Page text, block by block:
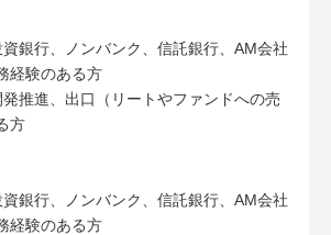
銀行、ノンバンク、信託銀行、AM会社
経験のある方
推進、出口（リートやファンドへの売
方
銀行、ノンバンク、信託銀行、AM会社
経験のある方